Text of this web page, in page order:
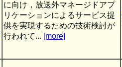
に向け，放送外マネージドアプ
リケーションによるサービス提
供を実現するための技術検討が
行われて... [more]